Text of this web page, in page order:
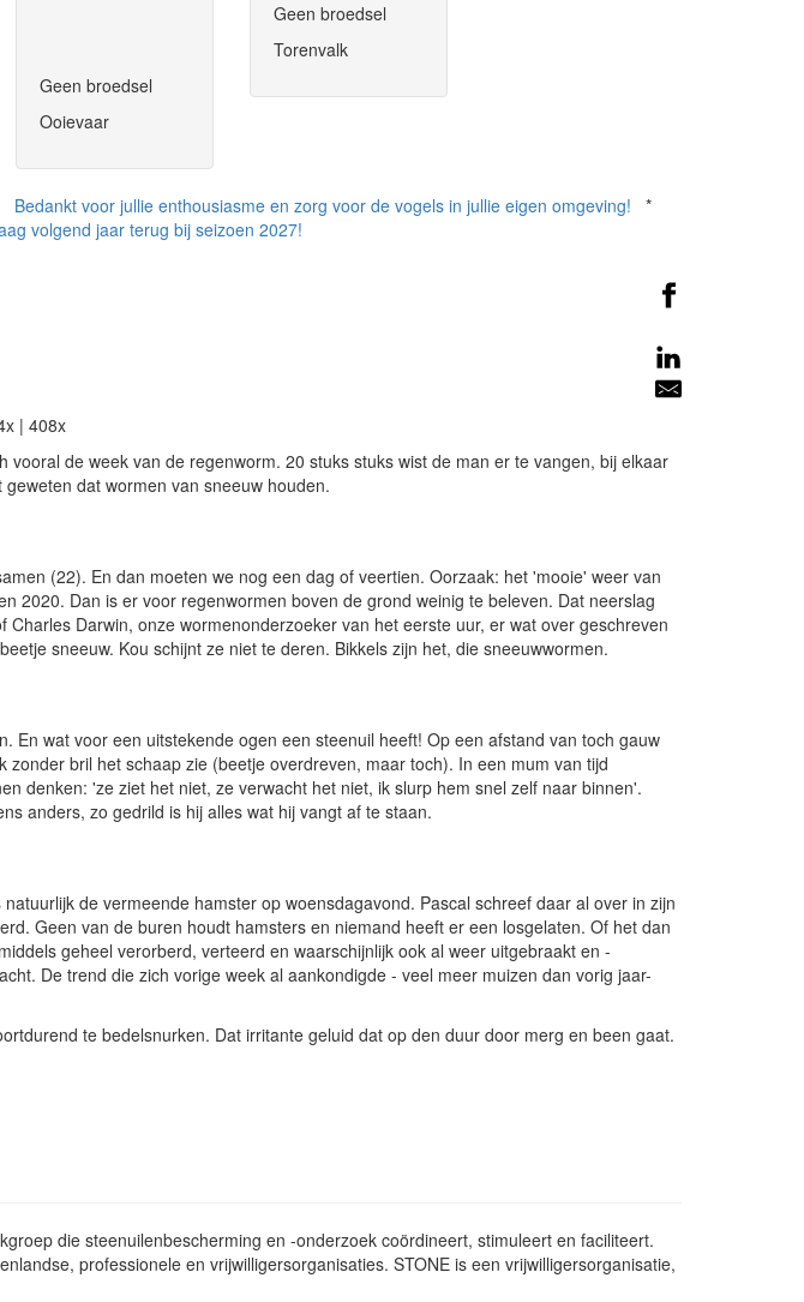
Geen broedsel
Ooievaar
Geen broedsel
Torenvalk
Bedankt voor jullie enthousiasme en zorg voor de vogels in jullie eigen omgeving! *
volgend jaar terug bij seizoen 2027!
| 408x
de week van de regenworm. 20 stuks stuks wist de man er te vangen, bij elkaar
dat wormen van sneeuw houden.
(22). En dan moeten we nog een dag of veertien. Oorzaak: het 'mooie' weer van
2020. Dan is er voor regenwormen boven de grond weinig te beleven. Dat neerslag
Darwin, onze wormenonderzoeker van het eerste uur, er wat over geschreven
sneeuw. Kou schijnt ze niet te deren. Bikkels zijn het, die sneeuwwormen.
wat voor een uitstekende ogen een steenuil heeft! Op een afstand van toch gauw
bril het schaap zie (beetje overdreven, maar toch). In een mum van tijd
denken: 'ze ziet het niet, ze verwacht het niet, ik slurp hem snel zelf naar binnen'.
anders, zo gedrild is hij alles wat hij vangt af te staan.
de vermeende hamster op woensdagavond. Pascal schreef daar al over in zijn
Geen van de buren houdt hamsters en niemand heeft er een losgelaten. Of het dan
geheel verorberd, verteerd en waarschijnlijk ook al weer uitgebraakt en -
De trend die zich vorige week al aankondigde - veel meer muizen dan vorig jaar-
te bedelsnurken. Dat irritante geluid dat op den duur door merg en been gaat.
die steenuilenbescherming en -onderzoek coördineert, stimuleert en faciliteert.
professionele en vrijwilligersorganisaties. STONE is een vrijwilligersorganisatie,